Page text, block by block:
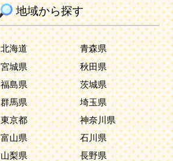
地域から探す
北海道
青森県
宮城県
秋田県
福島県
茨城県
群馬県
埼玉県
東京都
神奈川県
富山県
石川県
山梨県
長野県